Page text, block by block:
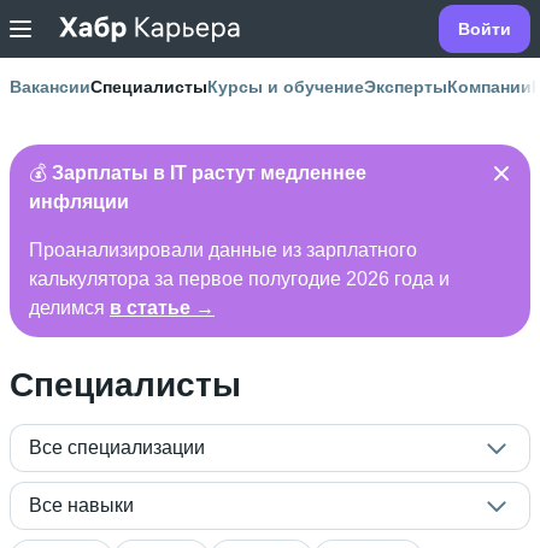
Войти
ВакансииСпециалистыКурсы и обучениеЭкспертыКомпании
💰 Зарплаты в IT растут медленнее
инфляции
Проанализировали данные из зарплатного
калькулятора за первое полугодие 2026 года и
делимся в статье →
Специалисты
Все специализации
Все навыки